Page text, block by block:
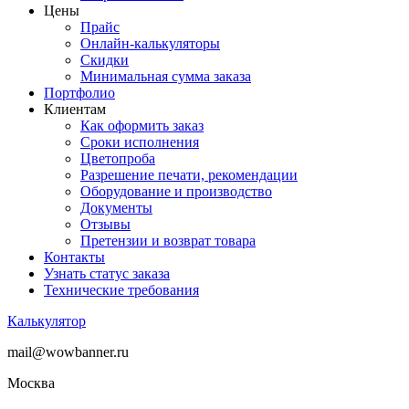
Цены
Прайс
Онлайн-калькуляторы
Скидки
Минимальная сумма заказа
Портфолио
Клиентам
Как оформить заказ
Сроки исполнения
Цветопроба
Разрешение печати, рекомендации
Оборудование и производство
Документы
Отзывы
Претензии и возврат товара
Контакты
Узнать статус заказа
Технические требования
Калькулятор
mail@wowbanner.ru
Москва